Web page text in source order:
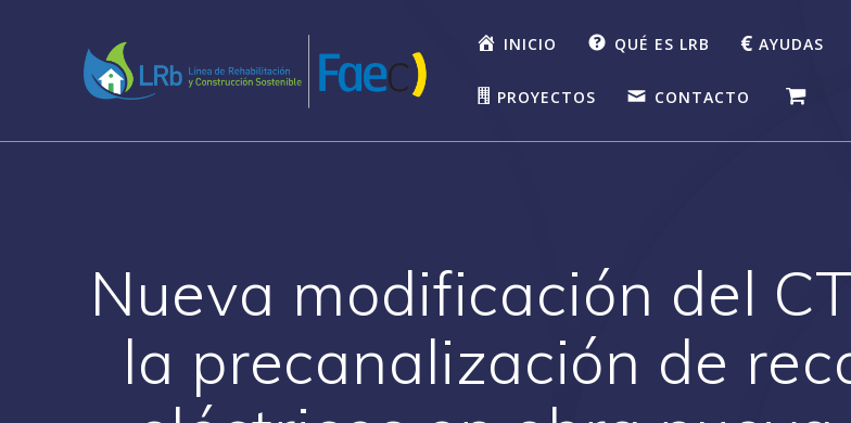
INICIO QUÉ ES LRB AYUDAS
PROYECTOS CONTACTO
Nueva modificación del
la precanalización de